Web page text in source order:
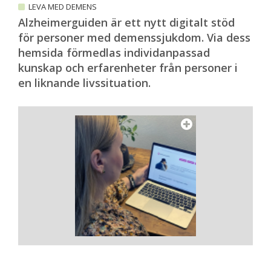
LEVA MED DEMENS
Alzheimerguiden är ett nytt digitalt stöd
för personer med demenssjukdom. Via dess
hemsida förmedlas individanpassad
kunskap och erfarenheter från personer i
en liknande livssituation.